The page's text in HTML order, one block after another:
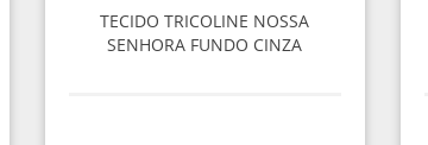
TECIDO TRICOLINE NOSSA
SENHORA FUNDO CINZA